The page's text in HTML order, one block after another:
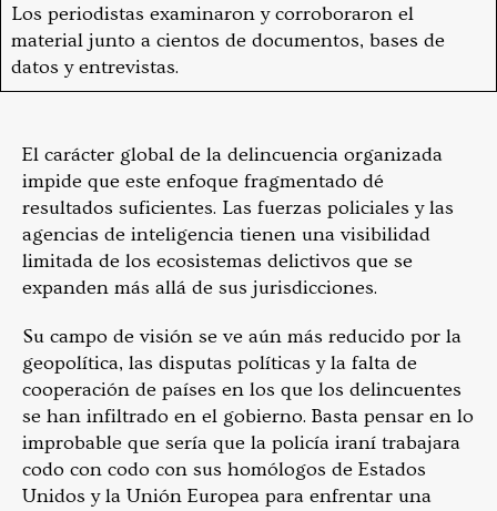
Los periodistas examinaron y corroboraron el
material junto a cientos de documentos, bases de
datos y entrevistas.
El carácter global de la delincuencia organizada
impide que este enfoque fragmentado dé
resultados suficientes. Las fuerzas policiales y las
agencias de inteligencia tienen una visibilidad
limitada de los ecosistemas delictivos que se
expanden más allá de sus jurisdicciones.
Su campo de visión se ve aún más reducido por la
geopolítica, las disputas políticas y la falta de
cooperación de países en los que los delincuentes
se han infiltrado en el gobierno. Basta pensar en lo
improbable que sería que la policía iraní trabajara
codo con codo con sus homólogos de Estados
Unidos y la Unión Europea para enfrentar una